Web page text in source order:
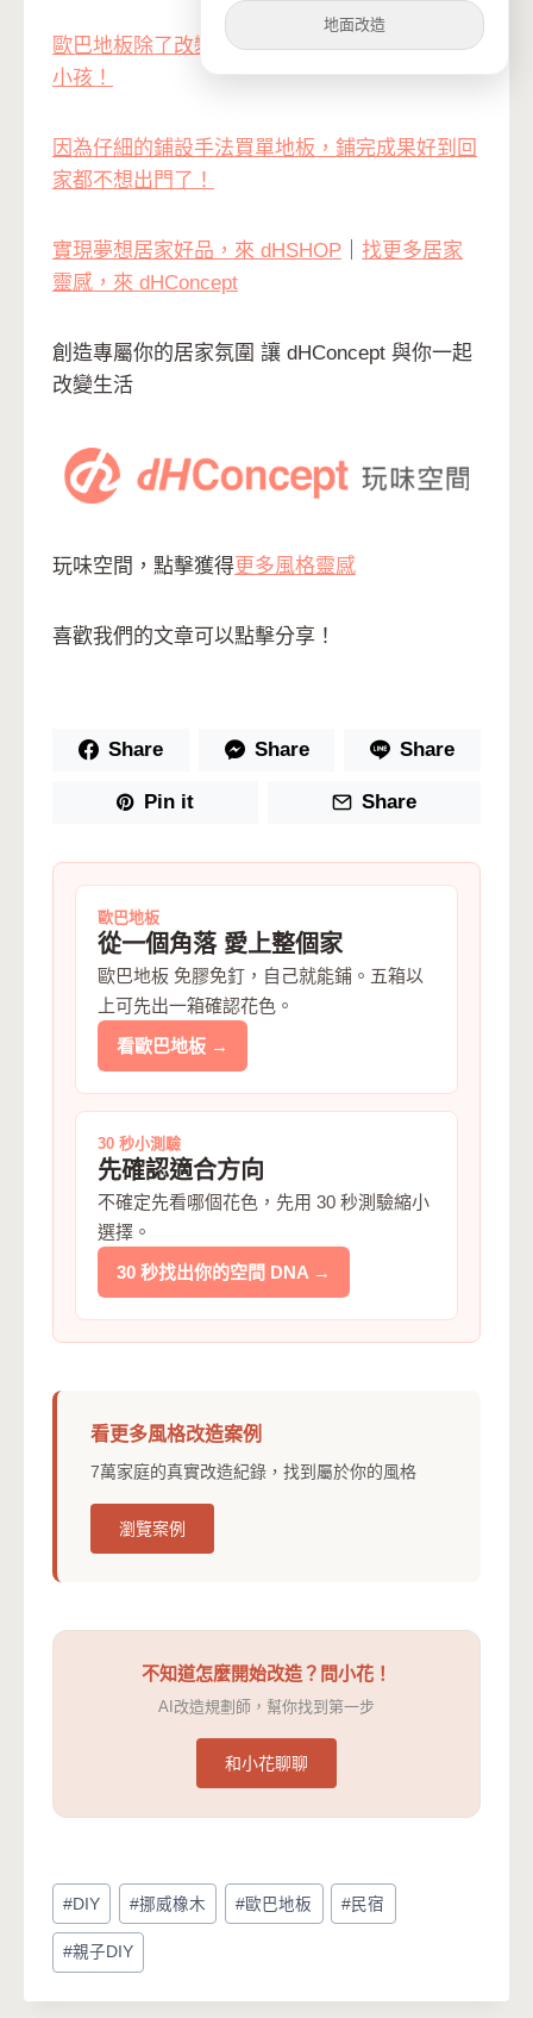
歐巴地板除了改變冰冷的居家風格，也很適合毛
小孩！
因為仔細的鋪設手法買單地板，鋪完成果好到回
家都不想出門了！
實現夢想居家好品，來 dHSHOP
找更多居家
靈感，來 dHConcept
創造專屬你的居家氛圍 讓 dHConcept 與你一起
改變生活
玩味空間，點擊獲得更多風格靈感
喜歡我們的文章可以點擊分享！
Share Share Share
Pin it Share
歐巴地板
從一個角落 愛上整個家
歐巴地板 免膠免釘，自己就能鋪。五箱以
上可先出一箱確認花色。
看歐巴地板 →
30 秒小測驗
先確認適合方向
不確定先看哪個花色，先用 30 秒測驗縮小
選擇。
30 秒找出你的空間 DNA →
看更多風格改造案例
7萬家庭的真實改造紀錄，找到屬於你的風格
瀏覽案例
不知道怎麼開始改造？問小花！
AI改造規劃師，幫你找到第一步
和小花聊聊
Post
Tags:
#DIY #挪威橡木 #歐巴地板 #民宿
#親子DIY
地面改造